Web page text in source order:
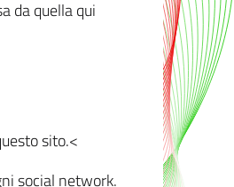
da quella qui
sito.<
social network.